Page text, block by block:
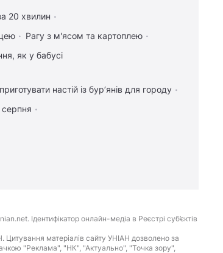
20 хвилин
Рагу з м'ясом та картоплею
як у бабусі
настій із бур’янів для городу
Ідентифікатор онлайн-медіа в Реєстрі суб’єктів
матеріалів сайту УНІАН дозволено за
"Реклама", "НК", "Актуально", "Точка зору",